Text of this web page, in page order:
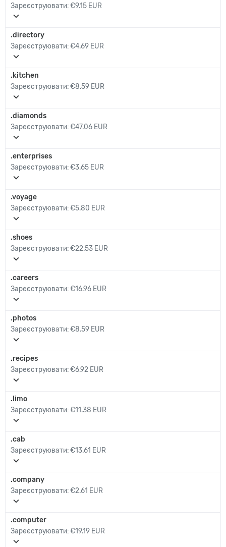
Зареєструювати:€9.15 EUR
expand_more
.directory
Зареєструювати:€4.69 EUR
expand_more
.kitchen
Зареєструювати:€8.59 EUR
expand_more
.diamonds
Зареєструювати:€47.06 EUR
expand_more
.enterprises
Зареєструювати:€3.65 EUR
expand_more
.voyage
Зареєструювати:€5.80 EUR
expand_more
.shoes
Зареєструювати:€22.53 EUR
expand_more
.careers
Зареєструювати:€16.96 EUR
expand_more
.photos
Зареєструювати:€8.59 EUR
expand_more
.recipes
Зареєструювати:€6.92 EUR
expand_more
.limo
Зареєструювати:€11.38 EUR
expand_more
.cab
Зареєструювати:€13.61 EUR
expand_more
.company
Зареєструювати:€2.61 EUR
expand_more
.computer
Зареєструювати:€19.19 EUR
expand_more